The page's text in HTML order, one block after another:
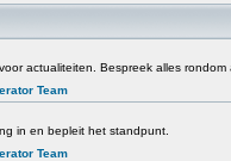
actualiteiten. Bespreek alles
Team
in en bepleit het standpunt.
Team